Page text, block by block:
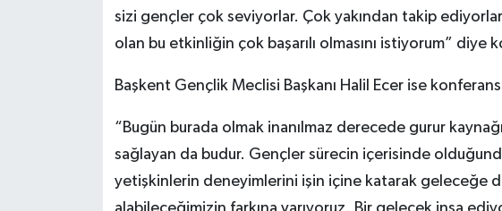
sizi gençler çok seviyorlar. Çok yakından takip
olan bu etkinliğin çok başarılı olmasını istiyorum” diye
Başkent Gençlik Meclisi Başkanı Halil Ecer ise
“Bugün burada olmak inanılmaz derecede gurur
sağlayan da budur. Gençler sürecin içerisinde
yetişkinlerin deneyimlerini işin içine katarak geleceğe